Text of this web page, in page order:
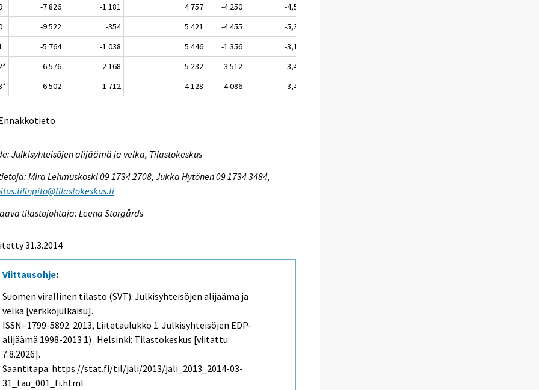
-7 826 -1 181 4 757 -4 250 -4,5
-9 522 -354 5 421 -4 455 -5,3
-5 764 -1 038 5 446 -1 356 -3,1
-6 576 -2 168 5 232 -3 512 -3,4
-6 502 -1 712 4 128 -4 086 -3,4
Julkisyhteisöjen alijäämä ja velka, Tilastokeskus
Mira Lehmuskoski 09 1734 2708, Jukka Hytönen 09 1734 3484,
tilastojohtaja: Leena Storgårds
31.3.2014
Viittausohje:
Suomen virallinen tilasto (SVT): Julkisyhteisöjen alijäämä ja
velka [verkkojulkaisu].
ISSN=1799-5892. 2013, Liitetaulukko 1. Julkisyhteisöjen EDP-
alijäämä 1998-2013 1) . Helsinki: Tilastokeskus [viitattu:
7.8.2026].
Saantitapa: https://stat.fi/til/jali/2013/jali_2013_2014-03-
31_tau_001_fi.html